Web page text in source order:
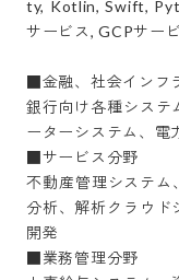
ty, Kotlin, Swift,
サービス, GCPサー
■金融、社会インフ
銀行向け各種システ
ーターシステム、電
■サービス分野
不動産管理システ
分析、解析クラウド
開発
■業務管理分野